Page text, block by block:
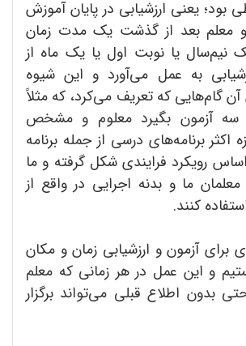
بود؛ یعنی ارزشیابی در پایان آموزش
و معلم بعد از گذشت یک مدت زمان
یا نوبت اول یا یک ماه از
به عمل می‌آورد و این شیوه
گام‌هایی که تعریف می‌کرد، که مثلاً
سه آزمون بگیرد معلوم و مشخص
اکثر برنامه‌های درسی از جمله برنامه
رویکرد فرایندی شکل گرفته و ما
معلمان ما و بدنه اجرایی در واقع از
کنند.
برای آزمون و ارزشیابی زمان و مکان
و این عمل در هر زمانی که معلم
اطلاع قبلی می‌تواند برگزار